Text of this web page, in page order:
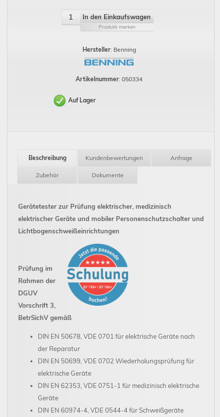
In den Einkaufswagen
Produkt merken
Hersteller: Benning
Artikelnummer: 050334
Auf Lager
Beschreibung Kundenbewertungen Anfrage
Zubehör Dokumente
Gerätetester zur Prüfung elektrischer, medizinisch
elektrischer Geräte und mobiler Personenschutzschalter und
Lichtbogenschweißeinrichtungen
Prüfung im
Rahmen der
DGUV
Vorschrift 3,
BetrSichV gemäß
DIN EN 50678, VDE 0701 für elektrische Geräte nach
der Reparatur
DIN EN 50699, VDE 0702 Wiederholungsprüfung für
elektrische Geräte
DIN EN 62353, VDE 0751-1 für medizinisch elektrische
Geräte
DIN EN 60974-4, VDE 0544-4 für Schweißgeräte